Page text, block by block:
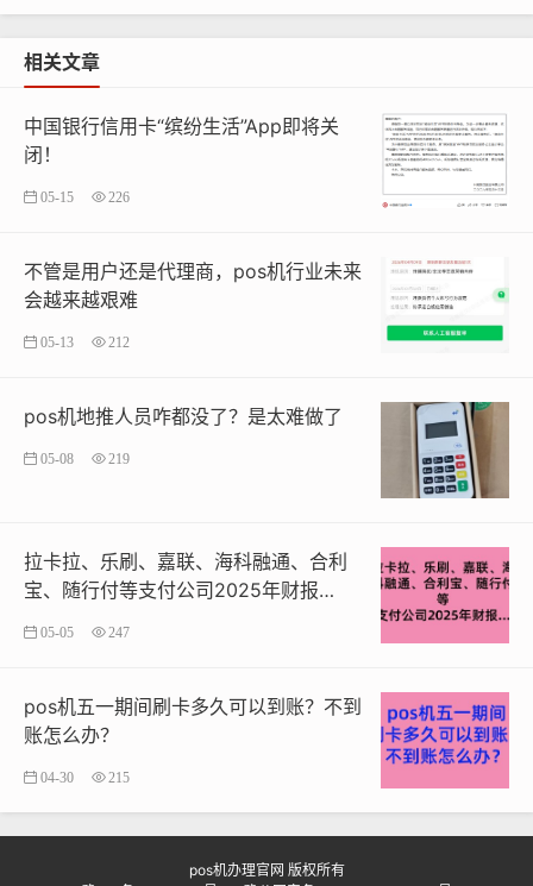
本文链接：https://www.2241.com.cn/index.php/post/1
186.html
相关文章
中国银行信用卡“缤纷生活”App即将关
闭！
05-15 226
不管是用户还是代理商，pos机行业未来
会越来越艰难
05-13 212
pos机地推人员咋都没了？是太难做了
05-08 219
拉卡拉、乐刷、嘉联、海科融通、合利
宝、随行付等支付公司2025年财报…
05-05 247
pos机五一期间刷卡多久可以到账？不到
账怎么办？
04-30 215
pos机办理官网 版权所有